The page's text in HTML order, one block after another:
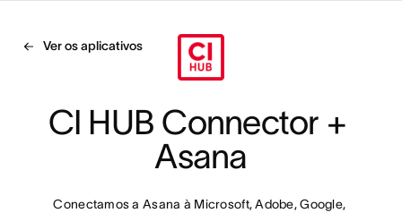
Ver os aplicativos
CI HUB Connector +
Asana
Conectamos a Asana à Microsoft, Adobe, Google,